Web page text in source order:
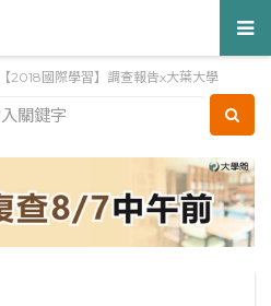
【2018國際學習】調查報告x大葉大學